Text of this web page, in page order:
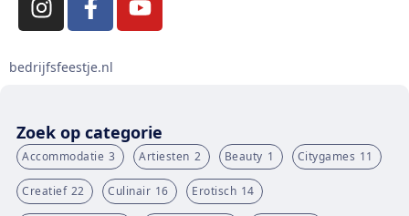
bedrijfsfeestje.nl
Zoek op categorie
Accommodatie 3 Artiesten 2 Beauty 1 Citygames 11
Creatief 22 Culinair 16 Erotisch 14